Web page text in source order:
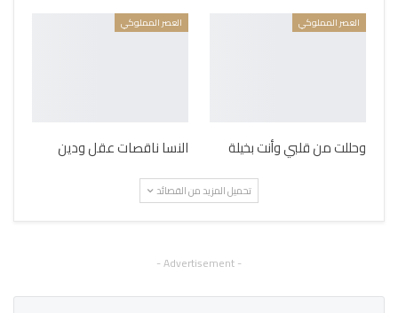
العصر المملوكي
وحللت من قلبي وأنت بخيلة
العصر المملوكي
النسا ناقصات عقل ودين
تحميل المزيد من القصائد
- Advertisement -